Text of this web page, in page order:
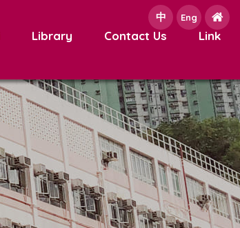
中 Eng
Library Contact Us Link